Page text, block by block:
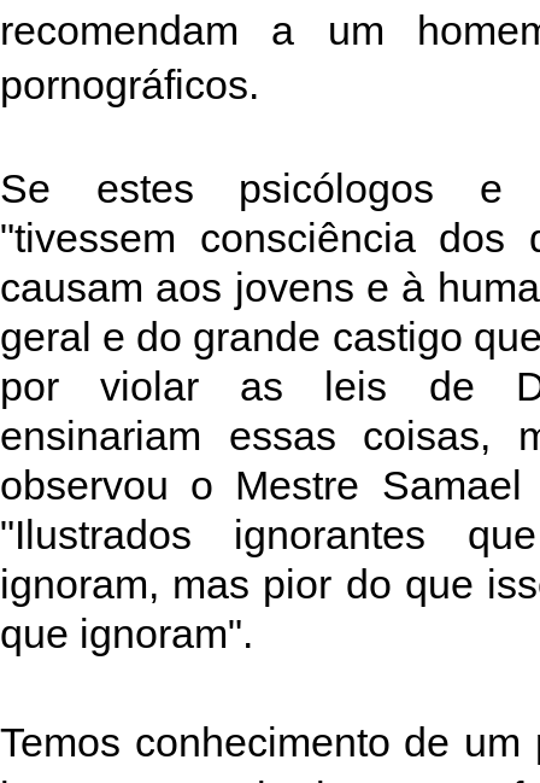
recomendam a um
pornográficos.
Se estes psicólogos e
"tivessem consciência dos
causam aos jovens e à
geral e do grande castigo
por violar as leis de
ensinariam essas coisas,
observou o Mestre Samael
"Ilustrados ignorantes
ignoram, mas pior do que
que ignoram".
Temos conhecimento de